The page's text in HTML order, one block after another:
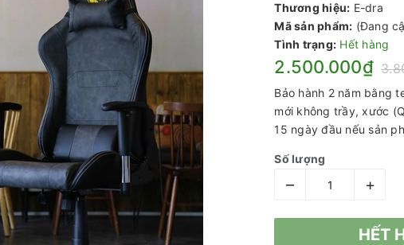
Thương hiệu: E-dra
Mã sản phẩm: (Đang
Tình trạng: Hết hàng
2.500.000₫
Bảo hành 2 năm bằng
mới không trầy, xước
15 ngày đầu nếu sản
Số lượng
– +
HẾT